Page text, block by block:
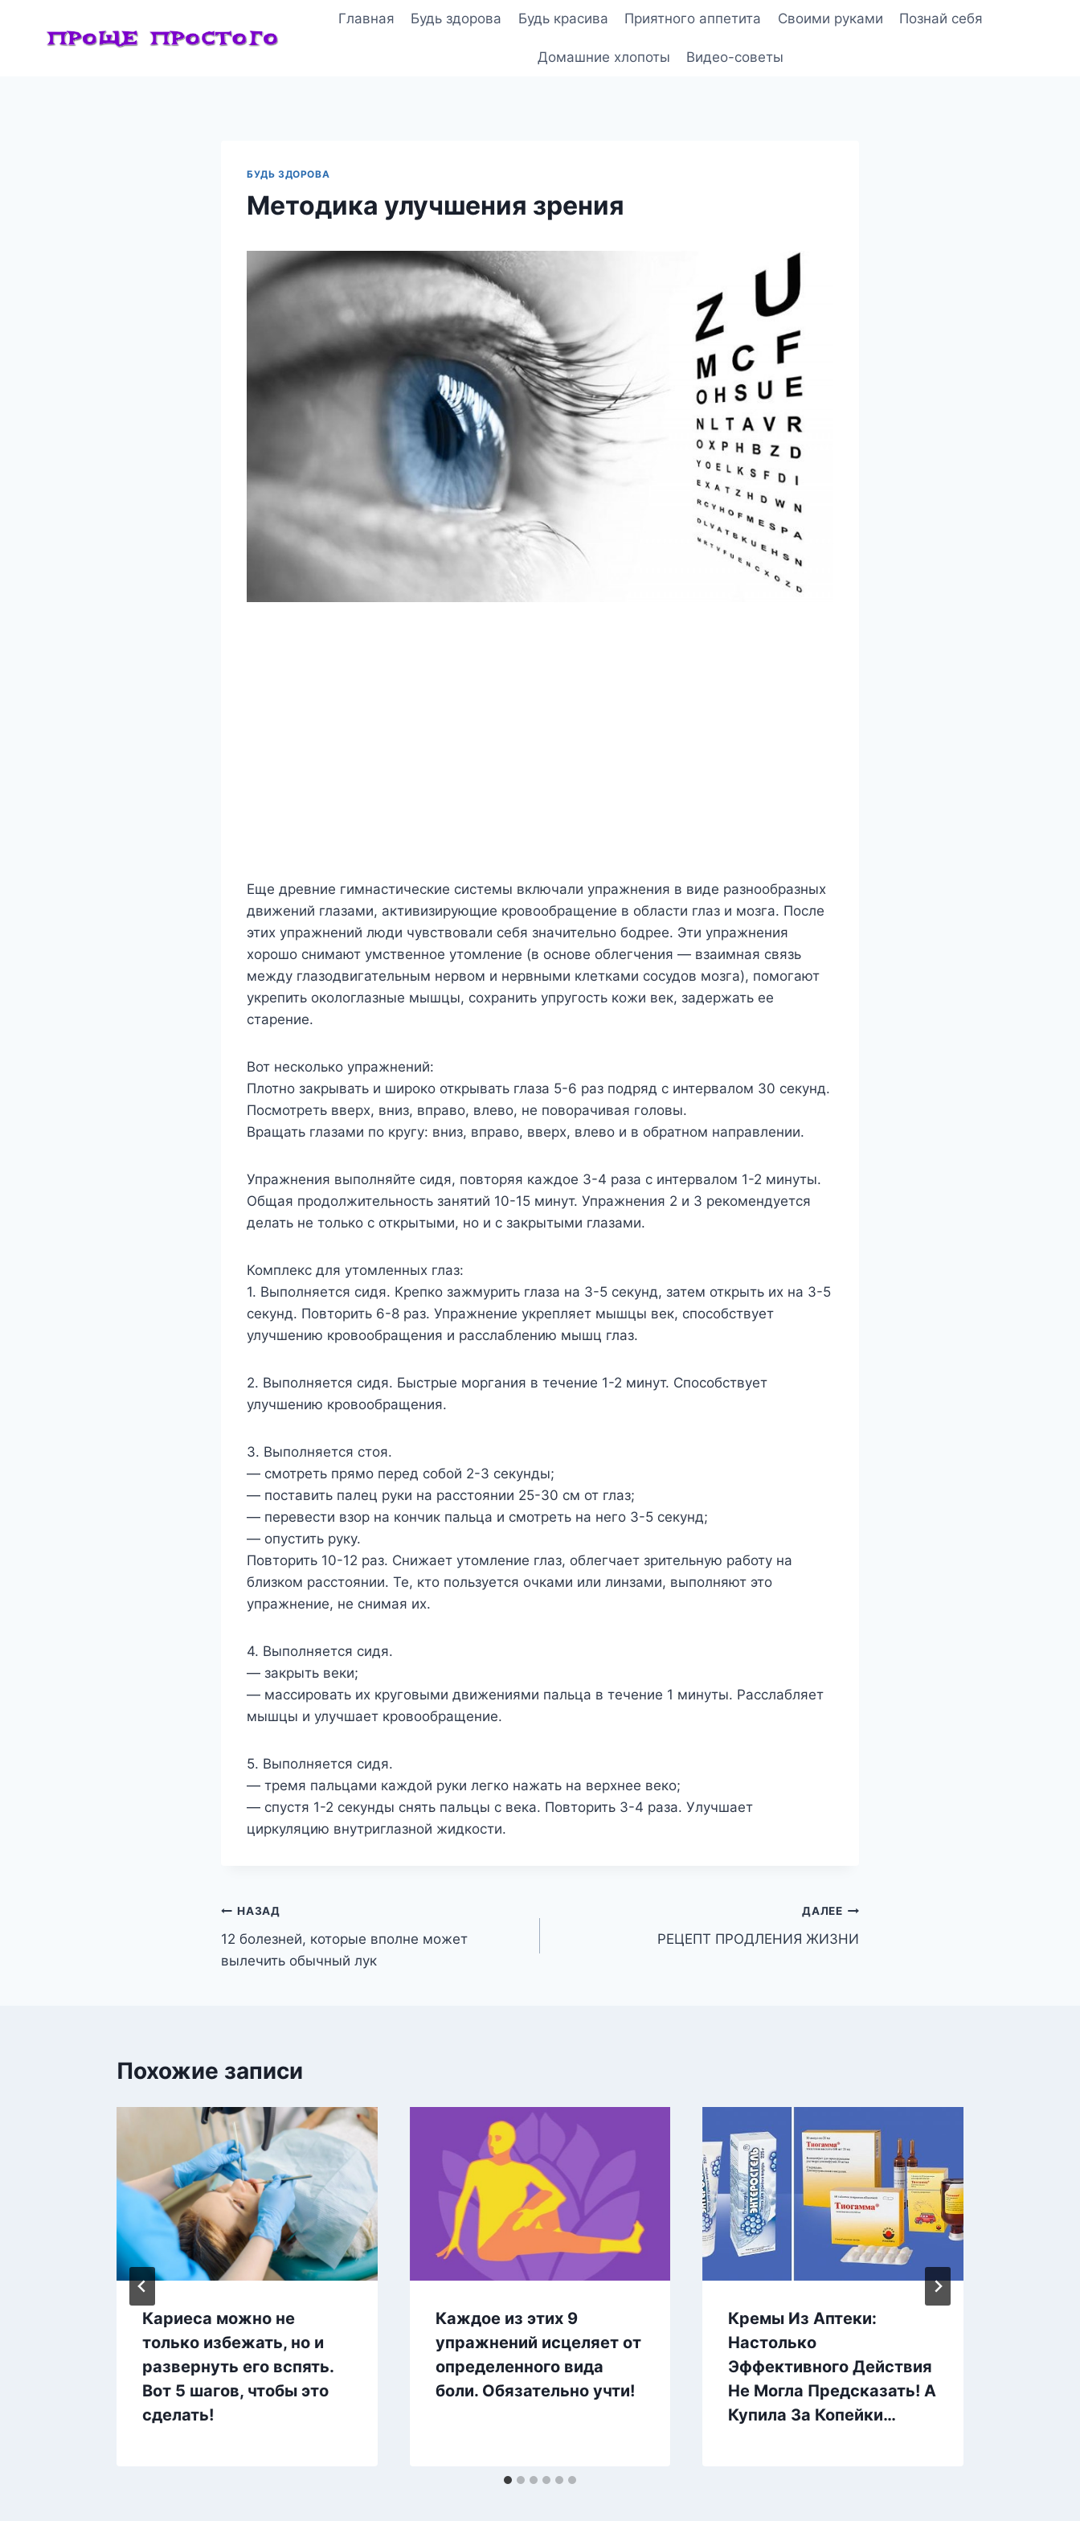
Главная Будь здорова Будь красива Приятного аппетита Своими руками Познай себя
Домашние хлопоты Видео-советы
БУДЬ ЗДОРОВА
Методика улучшения зрения
Еще древние гимнастические системы включали упражнения в виде разнообразных
движений глазами, активизирующие кровообращение в области глаз и мозга. После
этих упражнений люди чувствовали себя значительно бодрее. Эти упражнения
хорошо снимают умственное утомление (в основе облегчения — взаимная связь
между глазодвигательным нервом и нервными клетками сосудов мозга), помогают
укрепить окологлазные мышцы, сохранить упругость кожи век, задержать ее
старение.
Вот несколько упражнений:
Плотно закрывать и широко открывать глаза 5-6 раз подряд с интервалом 30 секунд.
Посмотреть вверх, вниз, вправо, влево, не поворачивая головы.
Вращать глазами по кругу: вниз, вправо, вверх, влево и в обратном направлении.
Упражнения выполняйте сидя, повторяя каждое 3-4 раза с интервалом 1-2 минуты.
Общая продолжительность занятий 10-15 минут. Упражнения 2 и 3 рекомендуется
делать не только с открытыми, но и с закрытыми глазами.
Комплекс для утомленных глаз:
1. Выполняется сидя. Крепко зажмурить глаза на 3-5 секунд, затем открыть их на 3-5
секунд. Повторить 6-8 раз. Упражнение укрепляет мышцы век, способствует
улучшению кровообращения и расслаблению мышц глаз.
2. Выполняется сидя. Быстрые моргания в течение 1-2 минут. Способствует
улучшению кровообращения.
3. Выполняется стоя.
— смотреть прямо перед собой 2-3 секунды;
— поставить палец руки на расстоянии 25-30 см от глаз;
— перевести взор на кончик пальца и смотреть на него 3-5 секунд;
— опустить руку.
Повторить 10-12 раз. Снижает утомление глаз, облегчает зрительную работу на
близком расстоянии. Те, кто пользуется очками или линзами, выполняют это
упражнение, не снимая их.
4. Выполняется сидя.
— закрыть веки;
— массировать их круговыми движениями пальца в течение 1 минуты. Расслабляет
мышцы и улучшает кровообращение.
5. Выполняется сидя.
— тремя пальцами каждой руки легко нажать на верхнее веко;
— спустя 1-2 секунды снять пальцы с века. Повторить 3-4 раза. Улучшает
циркуляцию внутриглазной жидкости.
Навигация
по
НАЗАД
12 болезней, которые вполне может
вылечить обычный лук
ДАЛЕЕ
РЕЦЕПТ ПРОДЛЕНИЯ ЖИЗНИ
Похожие записи
Кариеса можно не
только избежать, но и
развернуть его вспять.
Вот 5 шагов, чтобы это
сделать!
Каждое из этих 9
упражнений исцеляет от
определенного вида
боли. Обязательно учти!
Кремы Из Аптеки:
Настолько
Эффективного Действия
Не Могла Предсказать! А
Купила За Копейки…